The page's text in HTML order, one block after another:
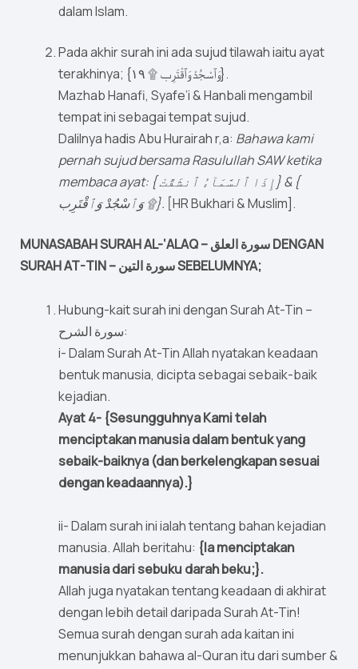
dalam Islam.
Pada akhir surah ini ada sujud tilawah iaitu ayat
terakhinya; {وَٱسْجُدْ وَٱقْتَرِب ۩ ١٩}.
Mazhab Hanafi, Syafe’i & Hanbali mengambil
tempat ini sebagai tempat sujud.
Dalilnya hadis Abu Hurairah r,a: Bahawa kami
pernah sujud bersama Rasulullah SAW ketika
membaca ayat: { إِذَا ٱلسَّمَآءُ ٱنشَقَّتْ} & {
وَٱسْجُدْ وَٱقْتَرِب ۩}. [HR Bukhari & Muslim].
MUNASABAH SURAH AL-‘ALAQ – سورة العلق DENGAN
SURAH AT-TIN – سورة التين SEBELUMNYA;
Hubung-kait surah ini dengan Surah At-Tin –
سورة الشرح:
i- Dalam Surah At-Tin Allah nyatakan keadaan
bentuk manusia, dicipta sebagai sebaik-baik
kejadian.
Ayat 4- {Sesungguhnya Kami telah
menciptakan manusia dalam bentuk yang
sebaik-baiknya (dan berkelengkapan sesuai
dengan keadaannya).}
ii- Dalam surah ini ialah tentang bahan kejadian
manusia. Allah beritahu: {Ia menciptakan
manusia dari sebuku darah beku;}.
Allah juga nyatakan tentang keadaan di akhirat
dengan lebih detail daripada Surah At-Tin!
Semua surah dengan surah ada kaitan ini
menunjukkan bahawa al-Quran itu dari sumber &